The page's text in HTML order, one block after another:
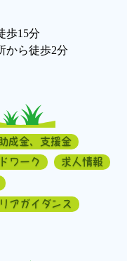
歩15分
から徒歩2分
助成金、支援金
ワーク
求人情報
アガイダンス